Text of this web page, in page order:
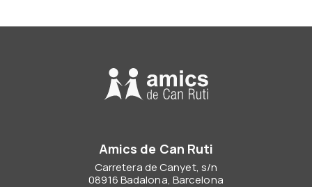
Amics de Can Ruti
Carretera de Canyet, s/n
08916 Badalona, Barcelona